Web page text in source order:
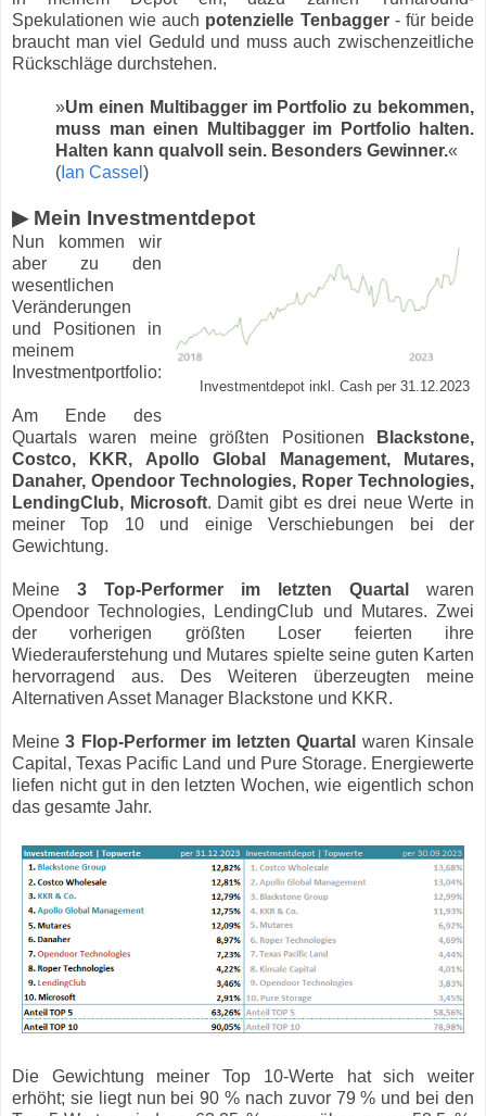
Spekulationen wie auch potenzielle Tenbagger- für beide
braucht man viel Geduld und muss auch zwischenzeitliche
Rückschläge durchstehen.
»Um einen Multibagger im Portfolio zu bekommen,
muss man einen Multibagger im Portfolio halten.
Halten kann qualvoll sein. Besonders Gewinner.«
( Ian Cassel )
▶ Mein Investmentdepot
Investmentdepot inkl. Cash per 31.12.2023
Nun kommen wir
aber zu den
wesentlichen
Veränderungen
und Positionen in
meinem
Investmentportfolio:
Am Ende des
Quartals waren meine größten Positionen
Blackstone,
Costco, KKR, Apollo Global Management, Mutares,
Danaher, Opendoor Technologies, Roper Technologies,
LendingClub, Microsoft. Damit gibt es drei neue Werte in
meiner Top 10 und einige Verschiebungen bei der
Gewichtung.
Meine 3 Top-Performer im letzten Quartal
waren
Opendoor Technologies, LendingClub und Mutares. Zwei
der vorherigen größten Loser feierten ihre
Wiederauferstehung und Mutares spielte seine guten Karten
hervorragend aus. Des Weiteren überzeugten meine
Alternativen Asset Manager Blackstone und KKR.
Meine3 Flop-Performer im letzten Quartal waren Kinsale
Capital, Texas Pacific Land und Pure Storage. Energiewerte
liefen nicht gut in den letzten Wochen, wie eigentlich schon
das gesamte Jahr.
Die Gewichtung meiner Top 10-Werte hat sich weiter
erhöht; sie liegt nun bei 90 % nach zuvor 79 % und bei den